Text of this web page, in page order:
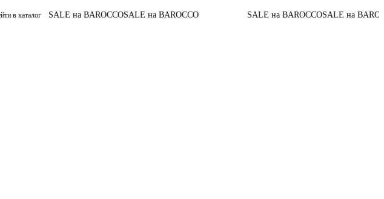
SALE на BAROCCO SALE на BAROCCO SALE на BAROCCO SALE на BAROCCO До